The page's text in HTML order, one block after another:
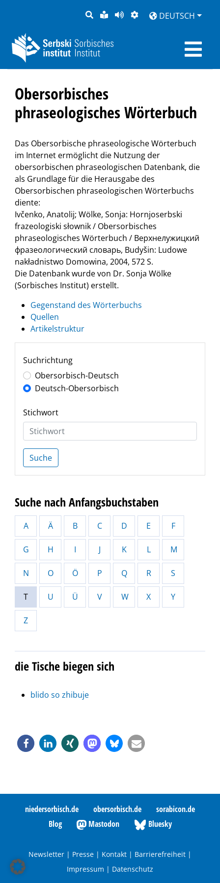
SUCHELEICHTE
SPRACHE
SEITEDARSTELLUNG
DEUTSCH
Obersorbisches
phraseologisches Wörterbuch
Das Obersorbische phraseologische Wörterbuch
im Internet ermöglicht die Nutzung der
obersorbischen phraseologischen Datenbank, die
als Grundlage für die Herausgabe des
Obersorbischen phraseologischen Wörterbuchs
diente:
Ivčenko, Anatolij; Wölke, Sonja: Hornjoserbski
frazeologiski słownik / Obersorbisches
phraseologisches Wörterbuch / Верхнелужицкий
фразеологический словарь, Budyšin: Ludowe
nakładnistwo Domowina, 2004, 572 S.
Die Datenbank wurde von Dr. Sonja Wölke
(Sorbisches Institut) erstellt.
Gegenstand des Wörterbuchs
Quellen
Artikelstruktur
Suchrichtung
Obersorbisch-Deutsch
Deutsch-Obersorbisch
Stichwort
Suche
Suche nach Anfangsbuchstaben
A Ä B C D E F
G H I J K L M
N O Ö P Q R S
T U Ü V W X Y
Z
die Tische biegen sich
blido so zhibuje
niedersorbisch.de obersorbisch.de
sorabicon.de
Blog
Mastodon Bluesky
Newsletter | Presse | Kontakt | Barrierefreiheit |
Impressum | Datenschutz